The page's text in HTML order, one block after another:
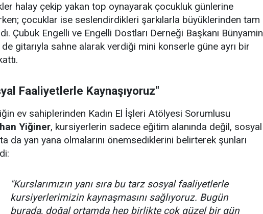
halay çekip yakan top oynayarak çocukluk günlerine
çocuklar ise seslendirdikleri şarkılarla büyüklerinden tam
Çubuk Engelli ve Engelli Dostları Derneği Başkanı Bünyamin
de gitarıyla sahne alarak verdiği mini konserle güne ayrı bir
Faaliyetlerle Kaynaşıyoruz"
ev sahiplerinden Kadın El İşleri Atölyesi Sorumlusu
Yiğiner, kursiyerlerin sadece eğitim alanında değil, sosyal
da yan yana olmalarını önemsediklerini belirterek şunları
"Kurslarımızın yanı sıra bu tarz sosyal faaliyetlerle
kursiyerlerimizin kaynaşmasını sağlıyoruz. Bugün
burada, doğal ortamda hep birlikte çok güzel bir gün